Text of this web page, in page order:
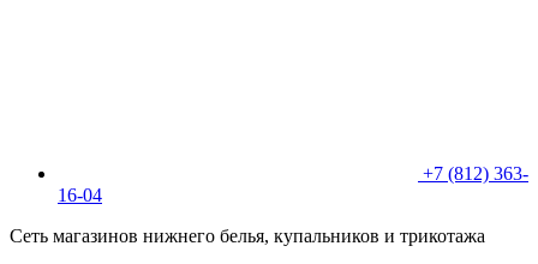
+7 (812) 363-
16-04
Сеть магазинов нижнего белья, купальников и трикотажа